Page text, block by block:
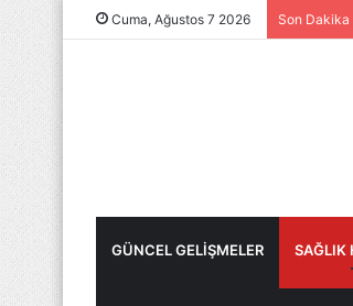
Cuma, Ağustos 7 2026 Son Dakika
GÜNCEL GELİŞMELER SAĞLIK